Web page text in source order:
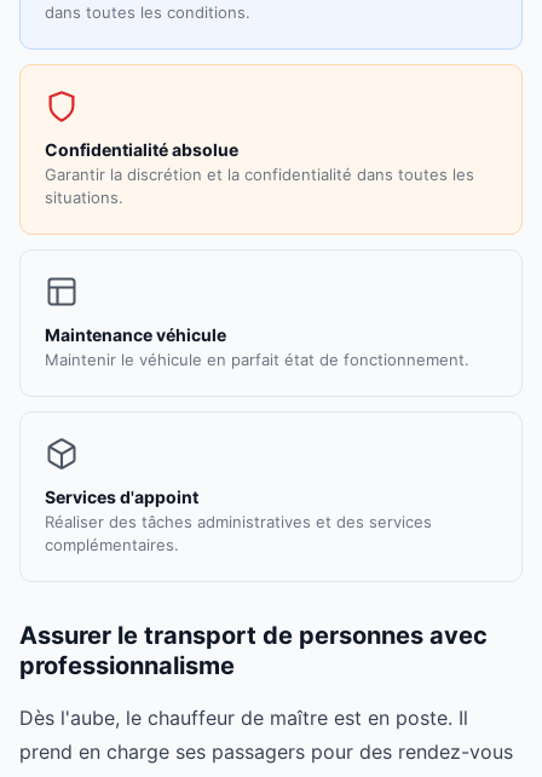
dans toutes les conditions.
Confidentialité absolue
Garantir la discrétion et la confidentialité dans toutes les
situations.
Maintenance véhicule
Maintenir le véhicule en parfait état de fonctionnement.
Services d'appoint
Réaliser des tâches administratives et des services
complémentaires.
Assurer le transport de personnes avec
professionnalisme
Dès l'aube, le chauffeur de maître est en poste. Il
prend en charge ses passagers pour des rendez-vous